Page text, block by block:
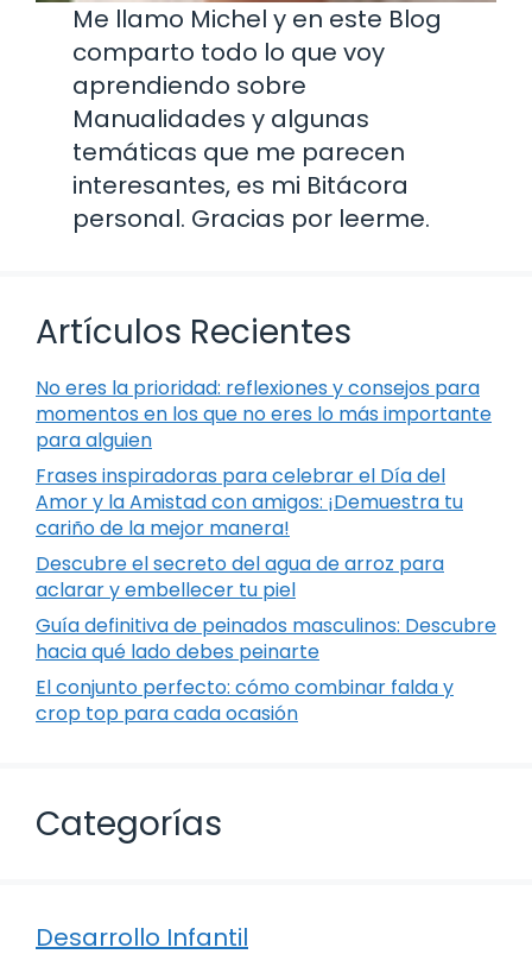
Me llamo Michel y en este Blog
comparto todo lo que voy
aprendiendo sobre
Manualidades y algunas
temáticas que me parecen
interesantes, es mi Bitácora
personal. Gracias por leerme.
Artículos Recientes
No eres la prioridad: reflexiones y consejos para
momentos en los que no eres lo más importante
para alguien
Frases inspiradoras para celebrar el Día del
Amor y la Amistad con amigos: ¡Demuestra tu
cariño de la mejor manera!
Descubre el secreto del agua de arroz para
aclarar y embellecer tu piel
Guía definitiva de peinados masculinos: Descubre
hacia qué lado debes peinarte
El conjunto perfecto: cómo combinar falda y
crop top para cada ocasión
Categorías
Desarrollo Infantil